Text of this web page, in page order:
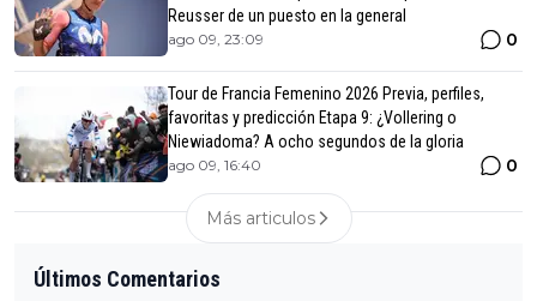
Reusser de un puesto en la general
ago 09, 23:09 0
Tour de Francia Femenino 2026 Previa, perfiles,
favoritas y predicción Etapa 9: ¿Vollering o
Niewiadoma? A ocho segundos de la gloria
ago 09, 16:40 0
Más articulos
Últimos Comentarios